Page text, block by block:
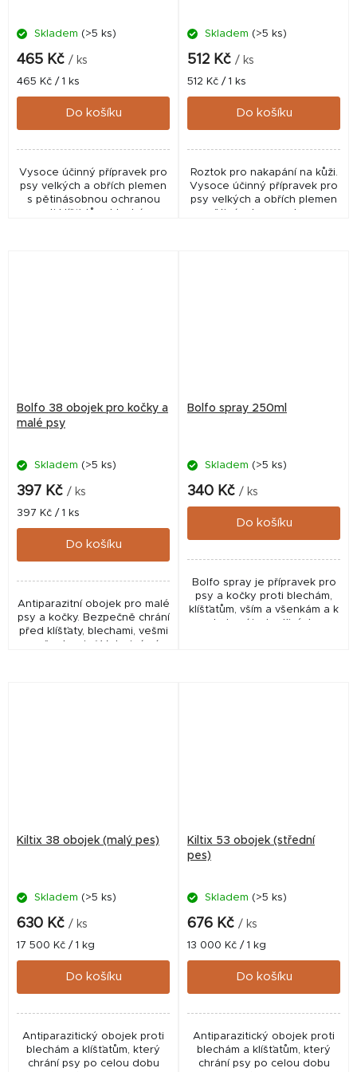
Skladem (>5 ks)
465 Kč / ks
Měrná
cena:
465 Kč / 1 ks
Do košíku
Vysoce účinný přípravek pro
psy velkých a obřích plemen
s pětinásobnou ochranou
proti klíšťatům, blechám,
Skladem (>5 ks)
512 Kč / ks
Měrná
cena:
512 Kč / 1 ks
Do košíku
Roztok pro nakapání na kůži.
Vysoce účinný přípravek pro
psy velkých a obřích plemen
s pětinásobnou ochranou
Bolfo 38 obojek pro kočky a
malé psy
Skladem (>5 ks)
397 Kč / ks
Měrná
cena:
397 Kč / 1 ks
Do košíku
Antiparazitní obojek pro malé
psy a kočky. Bezpečně chrání
před klíšťaty, blechami, vešmi
Bolfo spray 250ml
Skladem (>5 ks)
340 Kč / ks
Do košíku
Bolfo spray je přípravek pro
psy a kočky proti blechám,
klíšťatům, vším a všenkám a k
Kiltix 38 obojek (malý pes)
Skladem (>5 ks)
630 Kč / ks
Měrná
cena:
17 500 Kč / 1 kg
Do košíku
Antiparazitický obojek proti
blechám a klíšťatům, který
chrání psy po celou dobu
Kiltix 53 obojek (střední
pes)
Skladem (>5 ks)
676 Kč / ks
Měrná
cena:
13 000 Kč / 1 kg
Do košíku
Antiparazitický obojek proti
blechám a klíšťatům, který
chrání psy po celou dobu